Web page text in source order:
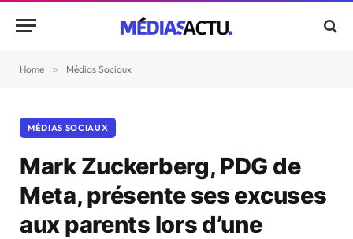
Home » Médias Sociaux
MÉDIAS SOCIAUX
Mark Zuckerberg, PDG de
Meta, présente ses excuses
aux parents lors d’une